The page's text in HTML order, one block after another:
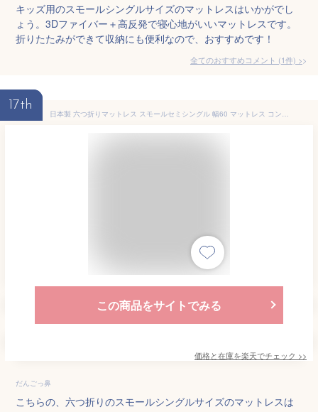
キッズ用のスモールシングルサイズのマットレスはいかがでし
ょう。3Dファイバー＋高反発で寝心地がいいマットレスです。
折りたたみができて収納にも便利なので、おすすめです！
全てのおすすめコメント (1件) >
17th
日本製 六つ折りマットレス スモールセミシングル 幅60 マットレス コンパクト 六つ折り 6つ折り 国産 キャンプ アウトドア ごろ寝 ごろ寝マット(代引不可)【送料無料】
この商品をサイトでみる
価格と在庫を楽天でチェック >>
だんごっ鼻
こちらの、六つ折りのスモールシングルサイズのマットレスは